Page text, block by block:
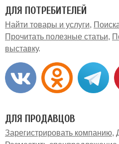
ДЛЯ ПОТРЕБИТЕЛЕЙ
Найти товары и услуги
Прочитать полезные статьи
выставку
ДЛЯ ПРОДАВЦОВ
Зарегистрировать компанию